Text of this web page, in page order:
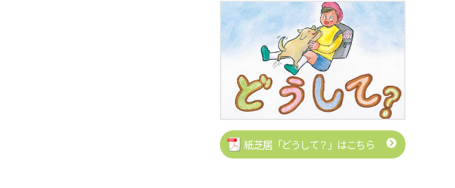
紙芝居「どうして？」はこちら